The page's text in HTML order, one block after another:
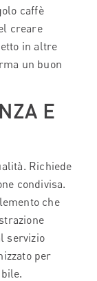
caffè
creare
in altre
un buon
E
Richiede
condivisa.
che
servizio
per